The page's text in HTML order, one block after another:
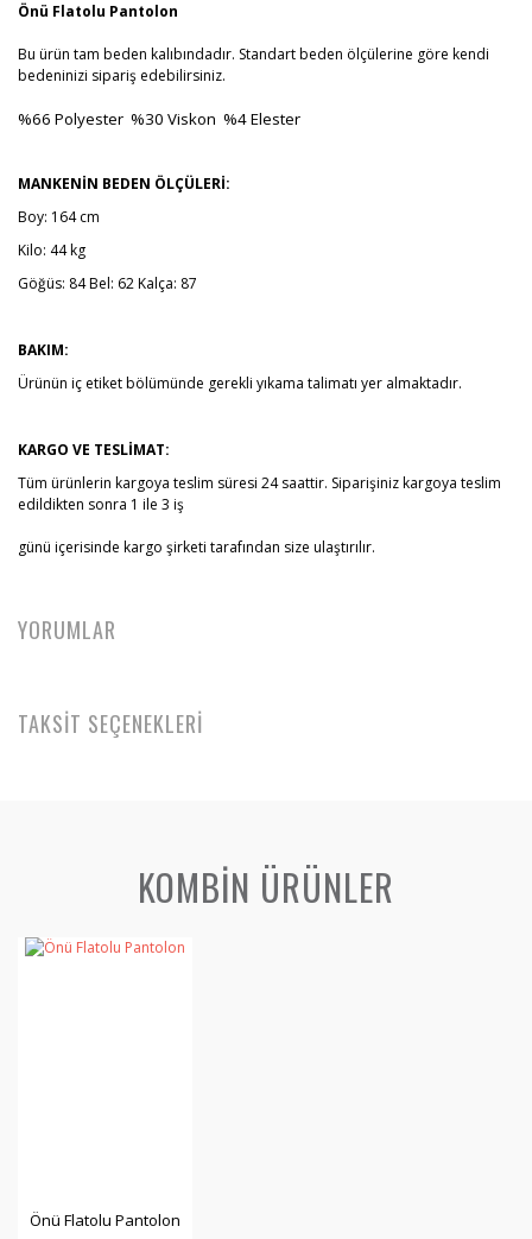
Önü Flatolu Pantolon
Bu ürün tam beden kalıbındadır. Standart beden ölçülerine göre kendi
bedeninizi sipariş edebilirsiniz.
%66 Polyester %30 Viskon %4 Elester
MANKENİN BEDEN ÖLÇÜLERİ:
Boy: 164 cm
Kilo: 44 kg
Göğüs: 84 Bel: 62 Kalça: 87
BAKIM:
Ürünün iç etiket bölümünde gerekli yıkama talimatı yer almaktadır.
KARGO VE TESLİMAT:
Tüm ürünlerin kargoya teslim süresi 24 saattir. Siparişiniz kargoya teslim
edildikten sonra 1 ile 3 iş
günü içerisinde kargo şirketi tarafından size ulaştırılır.
YORUMLAR
TAKSİT SEÇENEKLERİ
KOMBİN ÜRÜNLER
Önü Flatolu Pantolon